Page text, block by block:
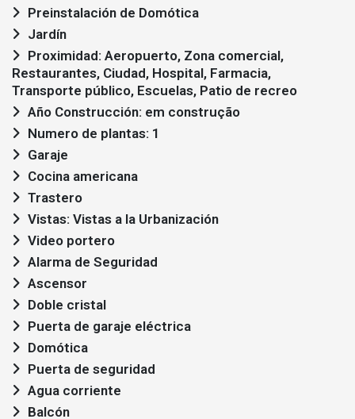
Preinstalación de Domótica
Jardín
Restaurantes, Ciudad, Hospital, Farmacia,
Transporte público, Escuelas, Patio de recreo
Año Construcción: em construção
Numero de plantas: 1
Garaje
Cocina americana
Trastero
Vistas: Vistas a la Urbanización
Video portero
Alarma de Seguridad
Ascensor
Doble cristal
Puerta de garaje eléctrica
Domótica
Puerta de seguridad
Agua corriente
Balcón